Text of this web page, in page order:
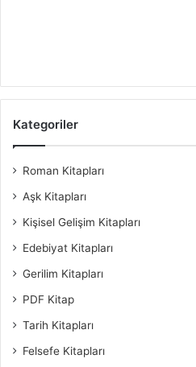
Kategoriler
Roman Kitapları
Aşk Kitapları
Kişisel Gelişim Kitapları
Edebiyat Kitapları
Gerilim Kitapları
PDF Kitap
Tarih Kitapları
Felsefe Kitapları